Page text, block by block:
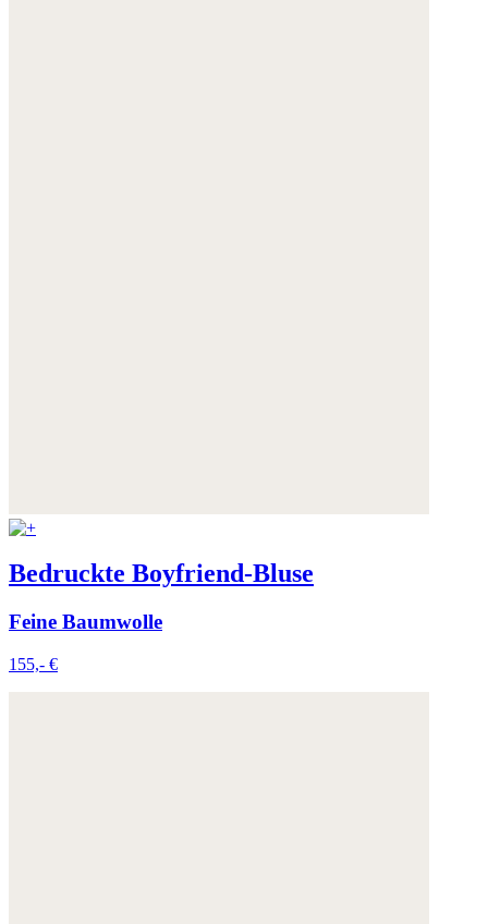
Bedruckte Boyfriend-Bluse
Feine Baumwolle
155,- €